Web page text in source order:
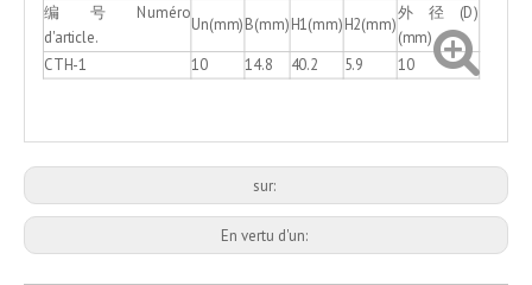
编 号 Numéro
d'article.
Un(mm)B(mm)H1(mm)H2(mm)
外径(D)
(mm)
CTH-1
10 14.8 40.2 5.9 10
sur:
En vertu d'un: